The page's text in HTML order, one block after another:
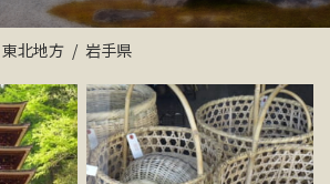
東北地方 岩手県